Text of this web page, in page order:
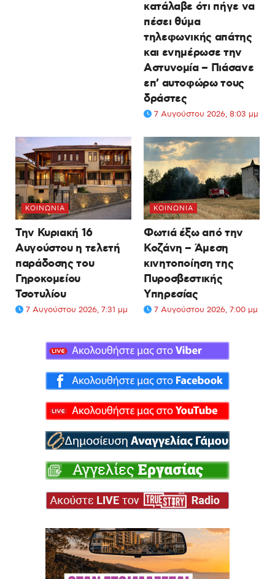
κατάλαβε ότι πήγε να
πέσει θύμα
τηλεφωνικής απάτης
και ενημέρωσε την
Αστυνομία – Πιάσανε
επ’ αυτοφώρω τους
δράστες
7 Αυγούστου 2026, 8:03 μμ
ΚΟΙΝΩΝΊΑ
Την Κυριακή 16
Αυγούστου η τελετή
παράδοσης του
Γηροκομείου
Τσοτυλίου
7 Αυγούστου 2026, 7:31 μμ
ΚΟΙΝΩΝΊΑ
Φωτιά έξω από την
Κοζάνη – Άμεση
κινητοποίηση της
Πυροσβεστικής
Υπηρεσίας
7 Αυγούστου 2026, 7:00 μμ